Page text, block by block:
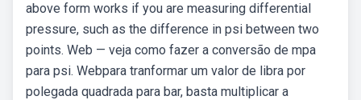
above form works if you are measuring differential
pressure, such as the difference in psi between two
points. Web — veja como fazer a conversão de mpa
para psi. Webpara tranformar um valor de libra por
polegada quadrada para bar, basta multiplicar a